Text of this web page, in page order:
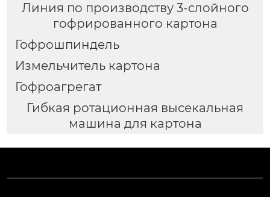
Линия по производству 3-слойного
гофрированного картона
Гофрошпиндель
Измельчитель картона
Гофроагрегат
Гибкая ротационная высекальная
машина для картона